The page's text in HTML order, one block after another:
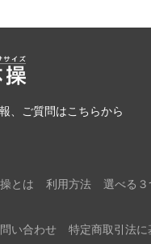
、ご質問はこちらから
とは 利用方法
選べる３
い合わせ 特定商取引法